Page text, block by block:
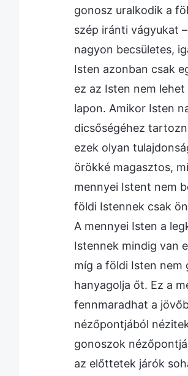
gonosz uralkodik a
szép iránti vágyukat
nagyon becsületes,
Isten azonban csak
ez az Isten nem
lapon. Amikor Isten
dicsőségéhez
ezek olyan
örökké magasztos,
mennyei Istent nem
földi Istennek csak
A mennyei Isten a
Istennek mindig van
míg a földi Isten nem
hanyagolja őt. Ez a
fennmaradhat a
nézőpontjából
gonoszok
az előttetek járók